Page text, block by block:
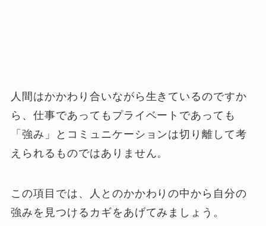
人間はかかわり合いながら生きているのですか
ら、仕事であってもプライベートであっても
「強み」とコミュニケーションは切り離して考
えられるものではありません。
この項目では、人とのかかわりの中から自分の
強みを見つけるカギをあげてみましょう。